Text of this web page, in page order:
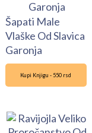
Šapati Male
Vlaške Od Slavica
Garonja
Kupi Knjigu - 550 rsd